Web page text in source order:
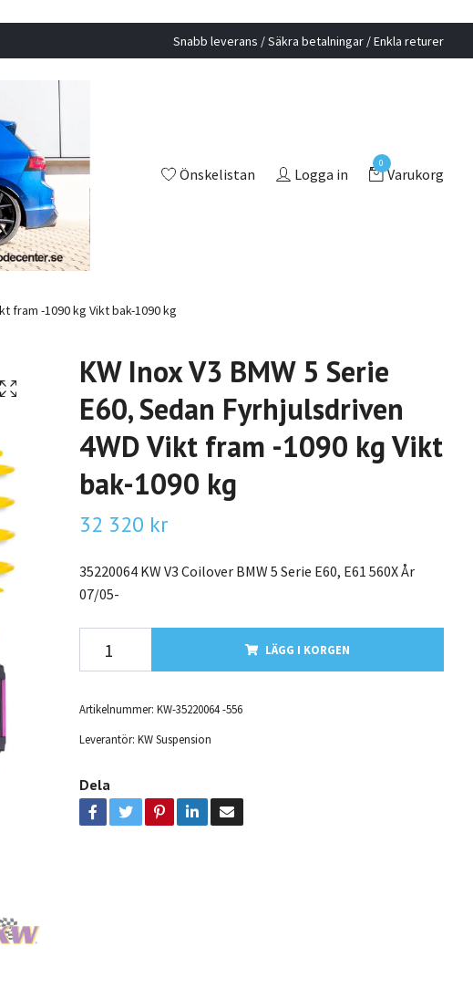
Snabb leverans / Säkra betalningar / Enkla returer
Önskelistan Logga in
0
Varukorg
fram -1090 kg Vikt bak-1090 kg
KW Inox V3 BMW 5 Serie
E60, Sedan Fyrhjulsdriven
4WD Vikt fram -1090 kg Vikt
bak-1090 kg
32 320 kr
35220064 KW V3 Coilover BMW 5 Serie E60, E61 560X År
07/05-
LÄGG I KORGEN
Artikelnummer: KW-35220064 -556
Leverantör: KW Suspension
Dela